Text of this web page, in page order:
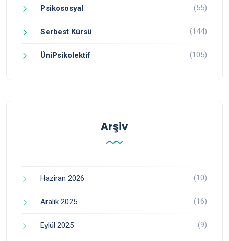
Psikososyal (55)
Serbest Kürsü (144)
ÜniPsikolektif (105)
Arşiv
Haziran 2026 (10)
Aralık 2025 (16)
Eylül 2025 (9)